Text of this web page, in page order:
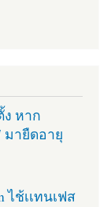
ง หาก
มายืดอายุ
ไช้เเทนเฟส